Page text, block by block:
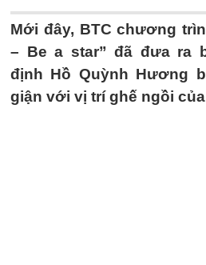
Mới đây, BTC chương
– Be a star” đã đưa ra
định Hồ Quỳnh Hương
giận với vị trí ghế ngồi của